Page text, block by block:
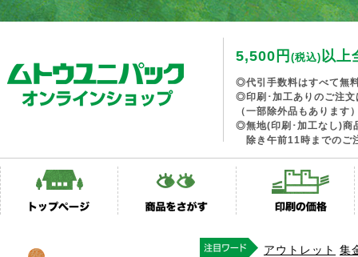
5,500円 (税込)以上
◎代引手数料はすべて無
◎印刷･加工ありのご注文
（一部除外品もあります
◎無地(印刷･加工なし)商
除き午前11時までのご
アウトレット 集